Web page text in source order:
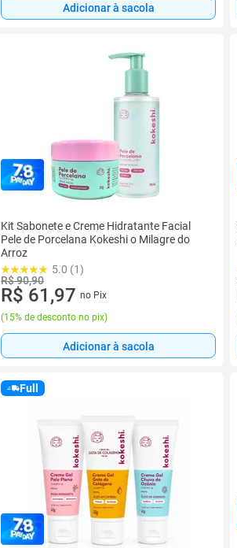
Adicionar à sacola
Kit Sabonete e Creme Hidratante Facial
Pele de Porcelana Kokeshi o Milagre do
Arroz
5.0 (1)
R$ 90,90
R$ 61,97 no Pix
(15% de desconto no pix)
Adicionar à sacola
Full